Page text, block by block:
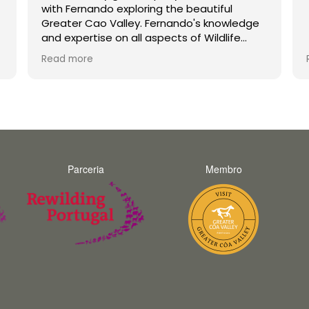
with Fernando exploring the beautiful
Greater Cao Valley. Fernando's knowledge
and expertise on all aspects of Wildlife
were second to none. His enthusiasm is
infectious and he made the trip a joy for
Read more
Parceria Membro